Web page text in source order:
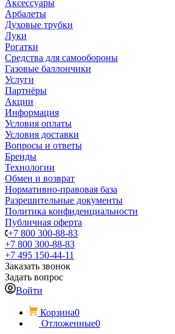
Аксессуары
Арбалеты
Духовые трубки
Луки
Рогатки
Средства для самообороны
Газовые баллончики
Услуги
Партнёры
Акции
Информация
Условия оплаты
Условия доставки
Вопросы и ответы
Бренды
Технологии
Обмен и возврат
Нормативно-правовая база
Разрешительные документы
Политика конфиденциальности
Публичная оферта
+7 800 300-88-83
+7 800 300-88-83
+7 495 150-44-11
Заказать звонок
Задать вопрос
Войти
Корзина0
Отложенные0